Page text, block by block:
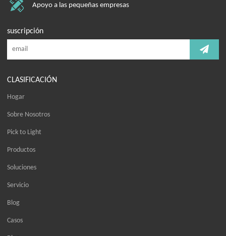
Apoyo a las pequeñas empresas
suscripción
CLASIFICACIÓN
Hogar
Sobre Nosotros
Pick to Light
Productos
Soluciones
Servicio
Blog
Casos